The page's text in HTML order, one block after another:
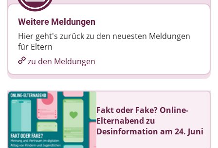
Weitere Meldungen
Hier geht's zurück zu den neuesten Meldungen
für Eltern
zu den Meldungen
Fakt oder Fake? Online-
Elternabend zu
Desinformation am 24. Juni